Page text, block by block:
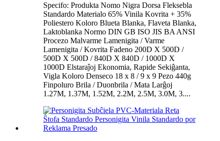
Specifo: Produkta Nomo Nigra Dorsa Fleksebla
Standardo Materialo 65% Vinila Kovrita + 35%
Poliestero Koloro Blueta Blanka, Flaveta Blanka,
Laktoblanka Normo DIN GB ISO JIS BA ANSI
Procezo Malvarme Lamenigita / Varme
Lamenigita / Kovrita Fadeno 200D X 500D /
500D X 500D / 840D X 840D / 1000D X
1000D Elstaraĵoj Ekonomia, Rapide Sekiĝanta,
Vigla Koloro Denseco 18 x 8 / 9 x 9 Pezo 440g
Finpoluro Brila / Duonbrila / Mata Larĝoj
1.27M, 1.37M, 1.52M, 2.2M, 2.5M, 3.0M, 3....